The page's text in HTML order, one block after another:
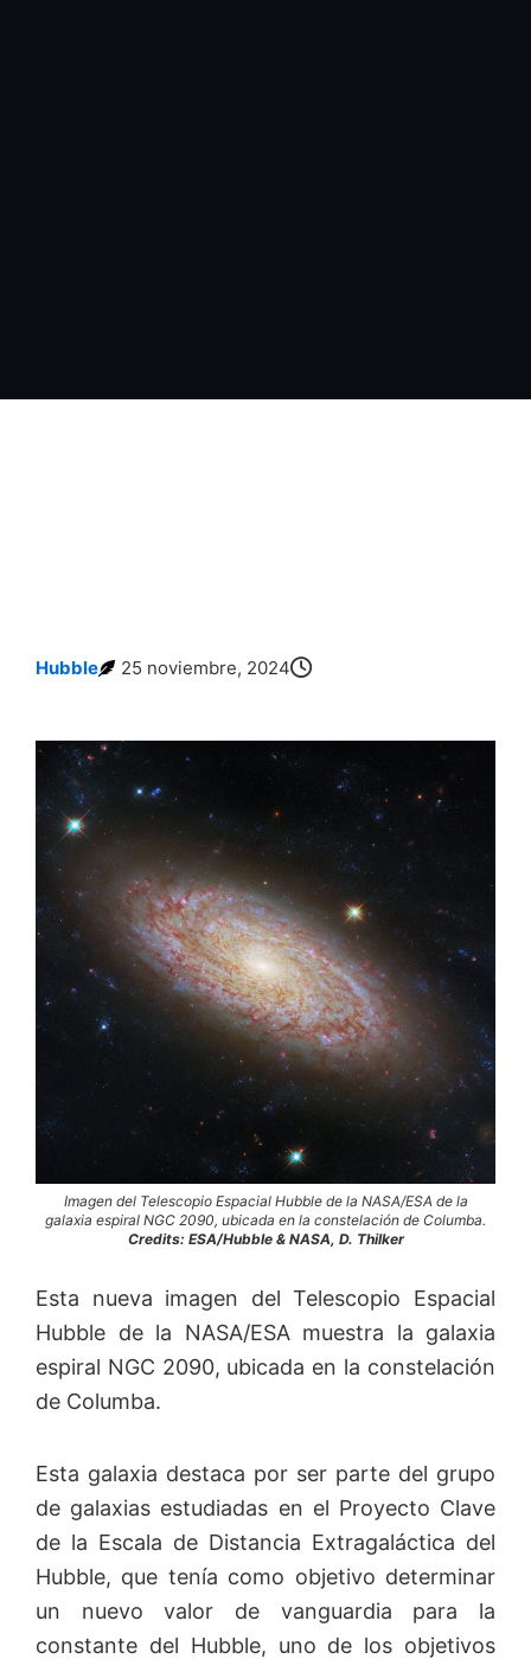
Hubble 25 noviembre, 2024
Imagen del Telescopio Espacial Hubble de la NASA/ESA de la
galaxia espiral NGC 2090, ubicada en la constelación de Columba.
Credits: ESA/Hubble & NASA, D. Thilker
Esta nueva imagen del Telescopio Espacial
Hubble de la NASA/ESA muestra la galaxia
espiral NGC 2090, ubicada en la constelación
de Columba.
Esta galaxia destaca por ser parte del grupo
de galaxias estudiadas en el Proyecto Clave
de la Escala de Distancia Extragaláctica del
Hubble, que tenía como objetivo determinar
un nuevo valor de vanguardia para la
constante del Hubble, uno de los objetivos